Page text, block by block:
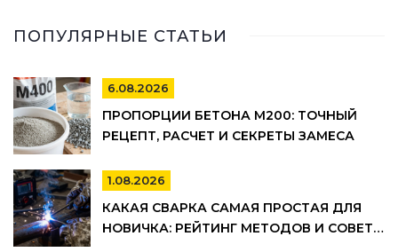
ПОПУЛЯРНЫЕ СТАТЬИ
6.08.2026
ПРОПОРЦИИ БЕТОНА М200: ТОЧНЫЙ
РЕЦЕПТ, РАСЧЕТ И СЕКРЕТЫ ЗАМЕСА
1.08.2026
КАКАЯ СВАРКА САМАЯ ПРОСТАЯ ДЛЯ
НОВИЧКА: РЕЙТИНГ МЕТОДОВ И СОВЕТЫ